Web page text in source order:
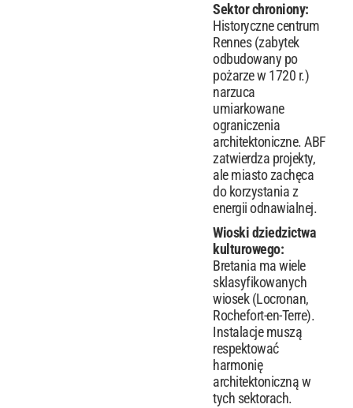
Sektor chroniony:
Historyczne centrum
Rennes (zabytek
odbudowany po
pożarze w 1720 r.)
narzuca
umiarkowane
ograniczenia
architektoniczne. ABF
zatwierdza projekty,
ale miasto zachęca
do korzystania z
energii odnawialnej.
Wioski dziedzictwa
kulturowego:
Bretania ma wiele
sklasyfikowanych
wiosek (Locronan,
Rochefort-en-Terre).
Instalacje muszą
respektować
harmonię
architektoniczną w
tych sektorach.